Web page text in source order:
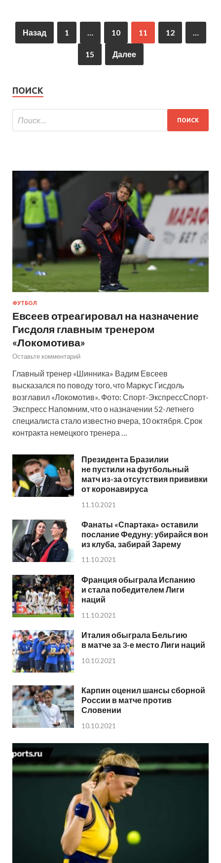
Назад 1 … 10 11 12 …
15 Далее
ПОИСК
ФУТБОЛ
Евсеев отреагировал на назначение
Гисдоля главным тренером
«Локомотива»
Оставьте комментарий
Главный тренер «Шинника» Вадим Евсеев
высказался по поводу того, что Маркус Гисдоль
возглавил «Локомотив». Фото: Спорт-ЭкспрессСпорт-
Экспресс Напомним, что о назначении 52-летнего
специалиста стало известно вчера, 10 октября. Срок
контракта немецкого тренера …
Президента Бразилии
не пустили на футбольный
матч из-за отсутствия прививки
от коронавируса
11.10.2021
Фанаты «Спартака» оставили
послание Федуну: убирайся вон
из клуба, забирай Зарему
11.10.2021
Франция обыграла Испанию
и стала победителем Лиги
наций
11.10.2021
Италия обыграла Бельгию
в матче за 3-е место Лиги наций
10.10.2021
Карпин оценил шансы сборной
России в матче против
Словении
10.10.2021